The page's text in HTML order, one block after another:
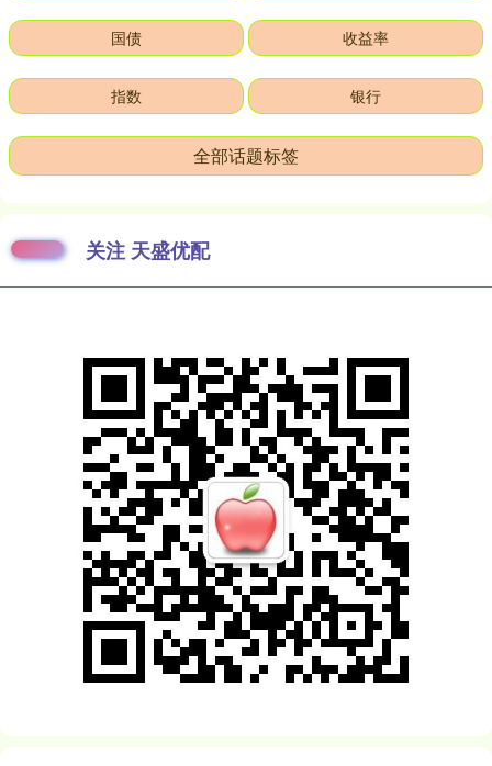
国债 收益率
指数 银行
全部话题标签
关注 天盛优配